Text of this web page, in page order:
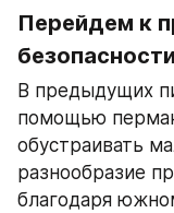
Перейдем к
В предыдущих
помощью
обустраивать
разнообразие
благодаря